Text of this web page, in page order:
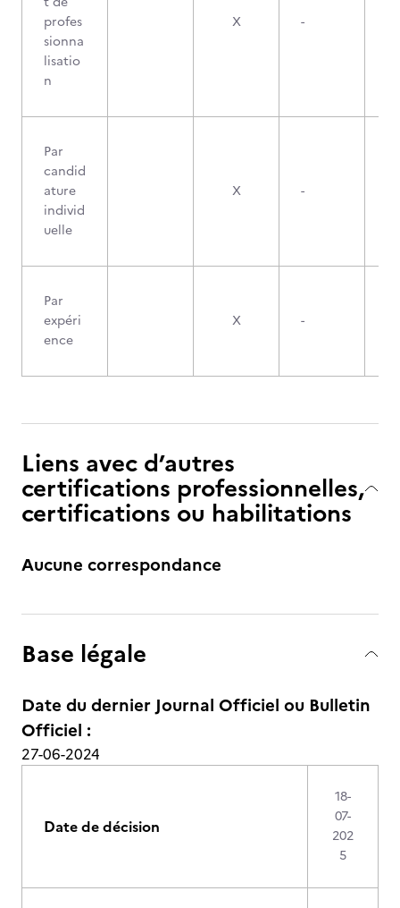
profes
sionna
lisatio
n
X -
Par
candid
ature
individ
uelle
X -
Par
expéri
ence
X -
Liens avec d’autres
certifications professionnelles,
certifications ou habilitations
Aucune correspondance
Base légale
Date du dernier Journal Officiel ou Bulletin
Officiel :
27-06-2024
Date de décision
18-
07-
202
5